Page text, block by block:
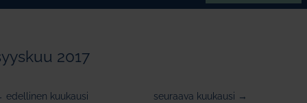
2017
edellinen kuukausi seuraava kuukausi →